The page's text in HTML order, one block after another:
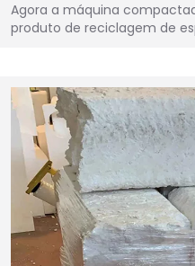
Agora a máquina
produto de reciclagem de